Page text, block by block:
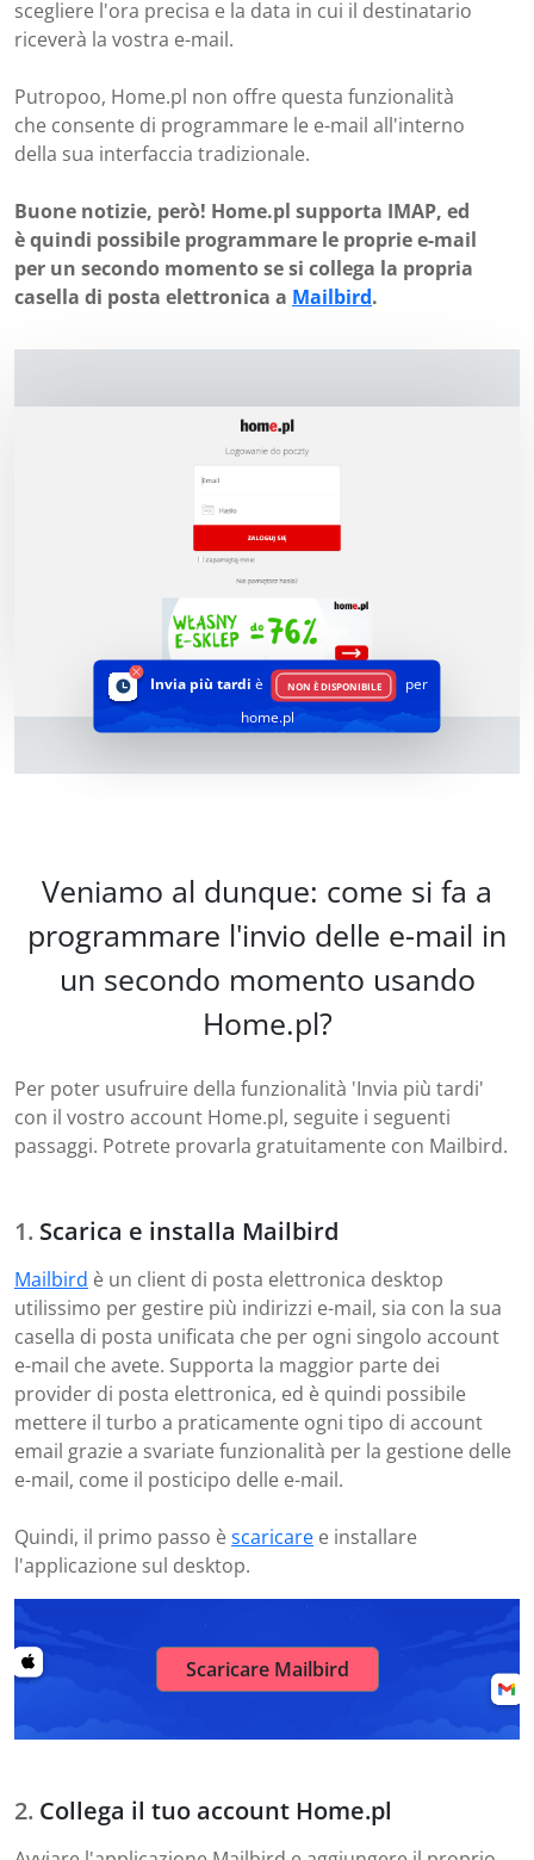
scegliere l'ora precisa e la data in cui il destinatario
riceverà la vostra e-mail.
Putropoo, Home.pl non offre questa funzionalità
che consente di programmare le e-mail all'interno
della sua interfaccia tradizionale.
Buone notizie, però! Home.pl supporta IMAP, ed
è quindi possibile programmare le proprie e-mail
per un secondo momento se si collega la propria
casella di posta elettronica a Mailbird.
Invia più tardi è NON È DISPONIBILE
per
home.pl
Veniamo al dunque: come si fa a
programmare l'invio delle e-mail in
un secondo momento usando
Home.pl?
Per poter usufruire della funzionalità 'Invia più tardi'
con il vostro account Home.pl, seguite i seguenti
passaggi. Potrete provarla gratuitamente con Mailbird.
Scarica e installa Mailbird
Mailbird è un client di posta elettronica desktop
utilissimo per gestire più indirizzi e-mail, sia con la sua
casella di posta unificata che per ogni singolo account
e-mail che avete. Supporta la maggior parte dei
provider di posta elettronica, ed è quindi possibile
mettere il turbo a praticamente ogni tipo di account
email grazie a svariate funzionalità per la gestione delle
e-mail, come il posticipo delle e-mail.
Quindi, il primo passo èscaricare e installare
l'applicazione sul desktop.
Scaricare Mailbird
Collega il tuo account Home.pl